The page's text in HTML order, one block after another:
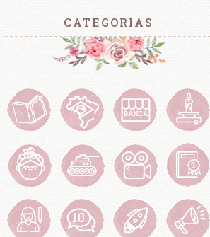
CATEGORIAS